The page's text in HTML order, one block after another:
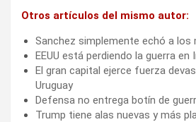
Otros artículos del mismo autor:
Sanchez simplemente echó a los
EEUU está perdiendo la guerra en
El gran capital ejerce fuerza
Uruguay
Defensa no entrega botín de
Trump tiene alas nuevas y más